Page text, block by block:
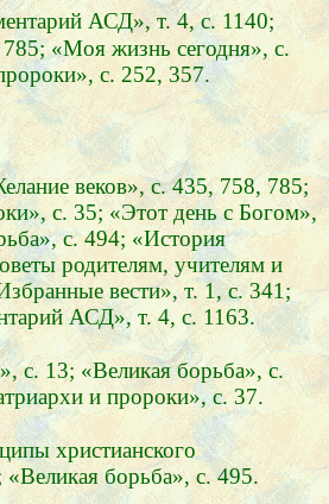
АСД», т. 4, с. 1140;
«Моя жизнь сегодня», с.
с. 252, 357.
веков», с. 435, 758, 785;
с. 35; «Этот день с Богом»,
с. 494; «История
родителям, учителям и
вести», т. 1, с. 341;
АСД», т. 4, с. 1163.
с. 13; «Великая борьба», с.
и пророки», с. 37.
христианского
«Великая борьба», с. 495.